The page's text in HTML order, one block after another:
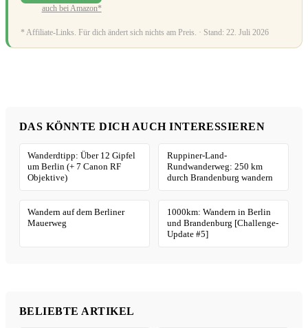
auch bei Amazon*
* Affiliate-Links. Für dich ändert sich nichts am Preis. · Stand: 22. Juli 2026
DAS KÖNNTE DICH AUCH INTERESSIEREN
Wanderdtipp: Über 12 Gipfel
um Berlin (+ 7 Canon RF
Objektive)
Ruppiner-Land-
Rundwanderweg: 250 km
durch Brandenburg wandern
Wandern auf dem Berliner
Mauerweg
1000km: Wandern in Berlin
und Brandenburg [Challenge-
Update #5]
BELIEBTE ARTIKEL